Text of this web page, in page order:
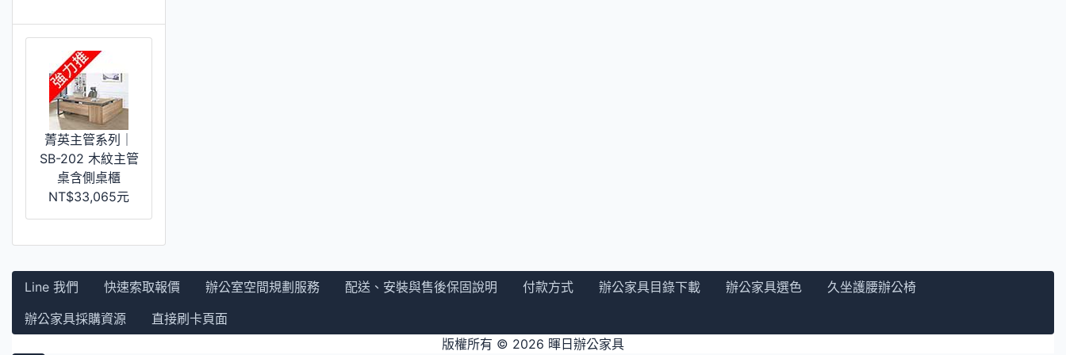
菁英主管系列｜
SB-202 木紋主管
桌含側桌櫃
NT$33,065元
Line 我們 快速索取報價 辦公室空間規劃服務 配送、安裝與售後保固說明 付款方式 辦公家具目錄下載 辦公家具選色
久坐護腰辦公椅
辦公家具採購資源
直接刷卡頁面
版權所有 © 2026 暉日辦公家具